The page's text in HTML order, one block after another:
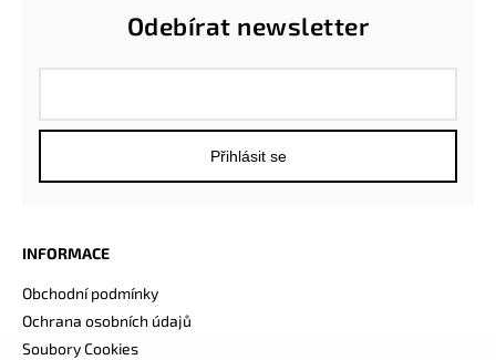
INFORMACE
Obchodní podmínky
Ochrana osobních údajů
Soubory Cookies
Odebírat newsletter
Přihlásit se